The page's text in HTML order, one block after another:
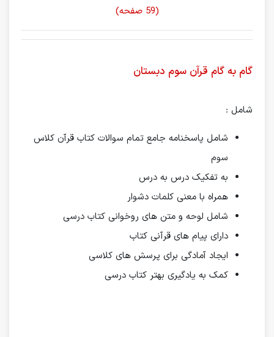
(59 صفحه)
گام به گام قرآن سوم دبستان
شامل :
شامل پاسخنامه جامع تمام سوالات کتاب قرآن کلاس
سوم
به تفکیک درس به درس
همراه با معنی کلمات دشوار
شامل لوحه و متن های روخوانی کتاب درسی
دارای پیام های قرآنی کتاب
ایجاد آمادگی برای پرسش های کلاسی
کمک به یادگیری بهتر کتاب درسی